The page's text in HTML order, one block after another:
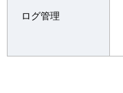
ログ管理